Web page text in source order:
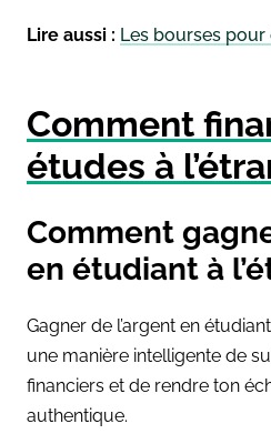
Lire aussi : Les bourses pour
Comment
études à
Comment
en étudiant à
Gagner de l’argent en
une manière intelligente de
financiers et de rendre ton
authentique.